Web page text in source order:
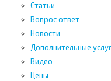
Статьи
Вопрос ответ
Новости
Дополнительные
Видео
Цены